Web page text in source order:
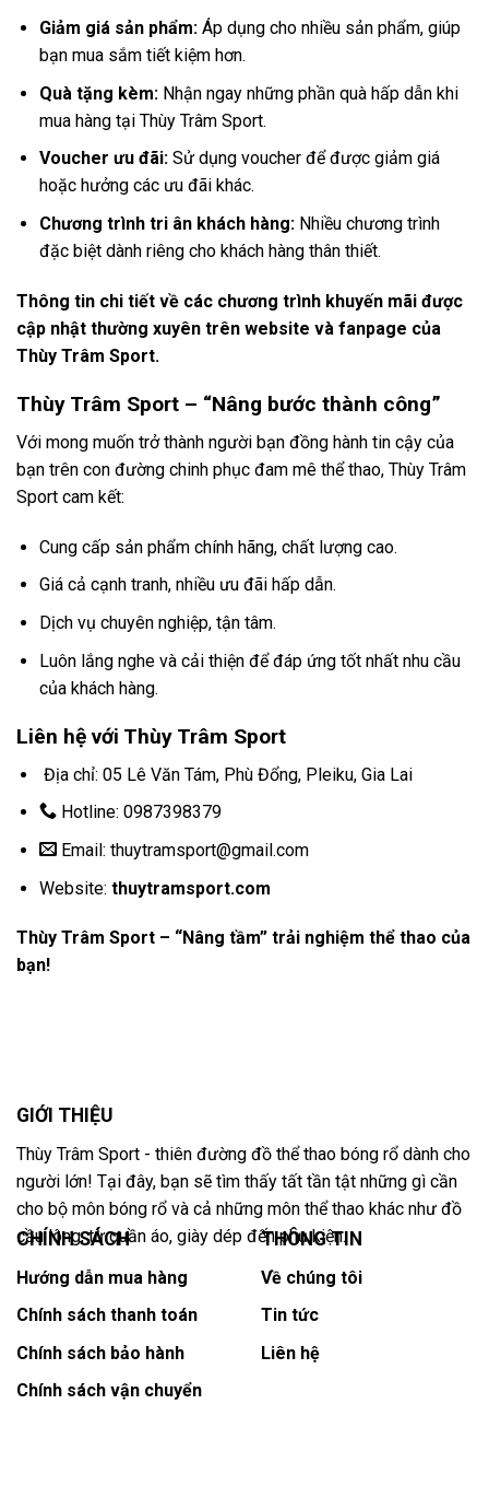
Giảm giá sản phẩm:Áp dụng cho nhiều sản phẩm, giúp
bạn mua sắm tiết kiệm hơn.
Quà tặng kèm:Nhận ngay những phần quà hấp dẫn khi
mua hàng tại Thùy Trâm Sport.
Voucher ưu đãi:Sử dụng voucher để được giảm giá
hoặc hưởng các ưu đãi khác.
Chương trình tri ân khách hàng:Nhiều chương trình
đặc biệt dành riêng cho khách hàng thân thiết.
Thông tin chi tiết về các chương trình khuyến mãi được
cập nhật thường xuyên trên website và fanpage của
Thùy Trâm Sport.
Thùy Trâm Sport – “Nâng bước thành công”
Với mong muốn trở thành người bạn đồng hành tin cậy của
bạn trên con đường chinh phục đam mê thể thao, Thùy Trâm
Sport cam kết:
Cung cấp sản phẩm chính hãng, chất lượng cao.
Giá cả cạnh tranh, nhiều ưu đãi hấp dẫn.
Dịch vụ chuyên nghiệp, tận tâm.
Luôn lắng nghe và cải thiện để đáp ứng tốt nhất nhu cầu
của khách hàng.
Liên hệ với Thùy Trâm Sport
Địa chỉ: 05 Lê Văn Tám, Phù Đổng, Pleiku, Gia Lai
Hotline: 0987398379
Email: thuytramsport@gmail.com
Website: thuytramsport.com
Thùy Trâm Sport – “Nâng tầm” trải nghiệm thể thao của
bạn!
GIỚI THIỆU
Thùy Trâm Sport - thiên đường đồ thể thao bóng rổ dành cho
người lớn! Tại đây, bạn sẽ tìm thấy tất tần tật những gì cần
cho bộ môn bóng rổ và cả những môn thể thao khác như đồ
cầu lông, từ quần áo, giày dép đến phụ kiện.
CHÍNH SÁCH
Hướng dẫn mua hàng
Chính sách thanh toán
Chính sách bảo hành
Chính sách vận chuyển
THÔNG TIN
Về chúng tôi
Tin tức
Liên hệ